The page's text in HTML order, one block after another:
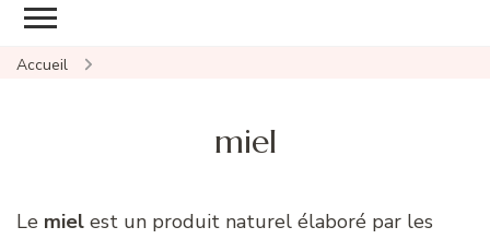
Accueil
miel
Le miel est un produit naturel élaboré par les